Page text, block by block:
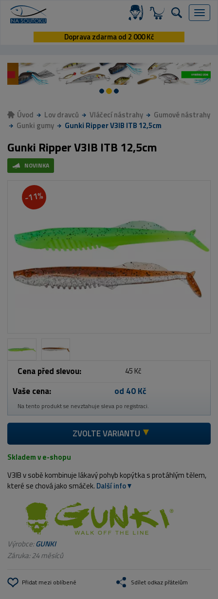
Menu
Doprava zdarma od 2 000 Kč
Úvod Lov dravců Vláčecí nástrahy
Gumové nástrahy
Gunki gumy
Gunki Ripper V3IB ITB 12,5cm
Gunki Ripper V3IB ITB 12,5cm
NOVINKA
-11%
Cena před slevou: 45 Kč
Vaše cena: od 40 Kč
Na tento produkt se nevztahuje sleva po registraci.
ZVOLTE VARIANTU
Skladem v e-shopu
V3IB v sobě kombinuje lákavý pohyb kopýtka s protáhlým tělem,
které se chová jako smáček. Další info
Výrobce:GUNKI
Záruka: 24 měsíců
Přidat mezi oblíbené Sdílet odkaz přátelům